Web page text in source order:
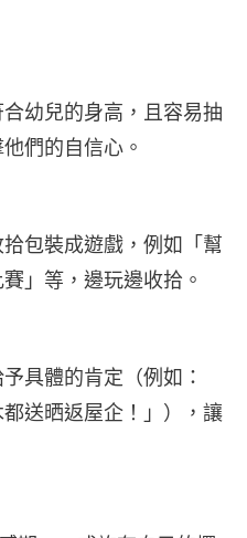
幼兒的身高，且容易抽
們的自信心。
包裝成遊戲，例如「幫
」等，邊玩邊收拾。
具體的肯定（例如：
都送晒返屋企！」），讓